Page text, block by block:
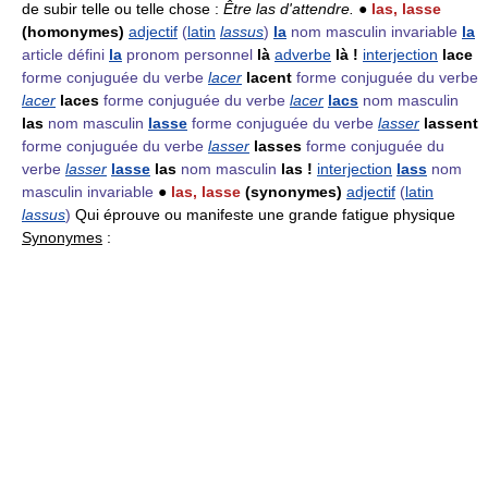
de subir telle ou telle chose : Être las d'attendre. ● las, lasse
(homonymes) adjectif (latin lassus) la nom masculin invariable la
article défini la pronom personnel là adverbe là ! interjection lace
forme conjuguée du verbe lacer lacent forme conjuguée du verbe
lacer laces forme conjuguée du verbe lacer lacs nom masculin
las nom masculin lasse forme conjuguée du verbe lasser lassent
forme conjuguée du verbe lasser lasses forme conjuguée du
verbe lasser lasse las nom masculin las ! interjection lass nom
masculin invariable ● las, lasse (synonymes) adjectif (latin
lassus) Qui éprouve ou manifeste une grande fatigue physique
Synonymes :